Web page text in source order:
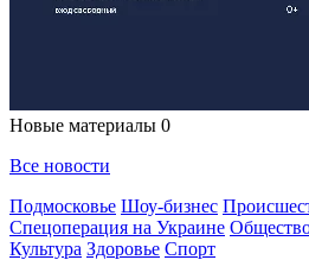
Новые материалы 0
Все новости
Подмосковье Шоу-бизнес
Спецоперация на Украине
Культура Здоровье Спорт